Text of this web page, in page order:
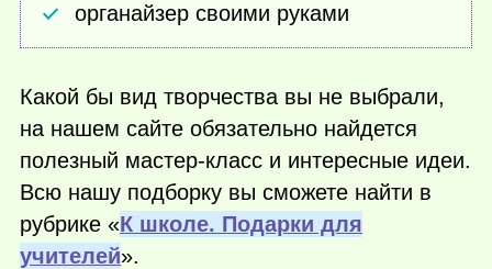
органайзер своими руками
Какой бы вид творчества вы не выбрали,
на нашем сайте обязательно найдется
полезный мастер-класс и интересные идеи.
Всю нашу подборку вы сможете найти в
рубрике «К школе. Подарки для
учителей».